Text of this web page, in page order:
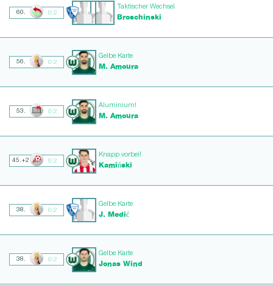
60. 0:2
Taktischer Wechsel
Broschinski
56. 0:2
Gelbe Karte
M. Amoura
53. 0:2
Aluminium!
M. Amoura
45.+2 0:2
Knapp vorbei!
Kamiński
38. 0:2
Gelbe Karte
J. Medić
38. 0:2
Gelbe Karte
Jonas Wind